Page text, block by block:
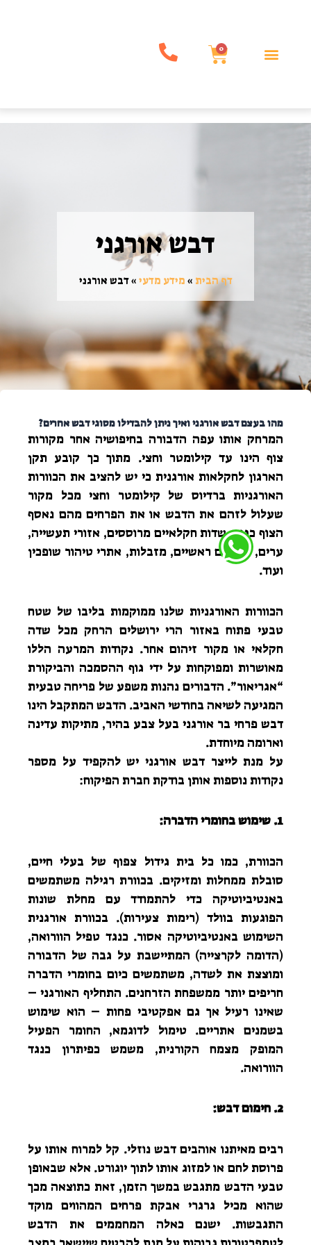
0
דבש אורגני
דף הבית » מידע מדעי »דבש אורגני
מהו בעצם דבש אורגני ואיך ניתן להבדילו מסוגי דבש אחרים?
המרחק אותו עפה הדבורה בחיפושיה אחר מקורות
צוף הינו עד קילומטר וחצי. מתוך כך קובע תקן
הארגון לחקלאות אורגנית כי יש להציב את הכוורות
האורגניות ברדיוס של קילומטר וחצי מכל מקור
שעלול לזהם את הדבש או את הפרחים מהם נאסף
הצוף כגון- שדות חקלאיים מרוססים, אזורי תעשייה,
ערים, כבישים ראשיים, מזבלות, אתרי טיהור שופכין
ועוד.
הכוורות האורגניות שלנו ממוקמות בליבו של שטח
טבעי פתוח באזור הרי ירושלים הרחק מכל שדה
חקלאי או מקור זיהום אחר. נקודות המרעה הללו
מאושרות ומפוקחות על ידי גוף ההסמכה והביקורת
“אגריאור”. הדבורים נהנות משפע של פריחה טבעית
המגיעה לשיאה בחודשי האביב. הדבש המתקבל הינו
דבש פרחי בר אורגני בעל צבע בהיר, מתיקות עדינה
וארומה מיוחדת.
על מנת לייצר דבש אורגני יש להקפיד על מספר
נקודות נוספות אותן בודקת חברת הפיקוח:
1. שימוש בחומרי הדברה:
הכוורת, כמו כל בית גידול צפוף של בעלי חיים,
סובלת ממחלות ומזיקים. בכוורת רגילה משתמשים
באנטיביוטיקה כדי להתמודד עם מחלת שונות
הפוגעות בוולד (רימות צעירות). בכוורת אורגנית
השימוש באנטיביוטיקה אסור. כנגד טפיל הוורואה,
(הדומה לקרצייה) המתיישבת על גבה של הדבורה
ומוצצת את לשדה, משתמשים כיום בחומרי הדברה
חריפים יותר ממשפחת הזרחנים. התחליף האורגני –
שאינו רעיל אך גם אפקטיבי פחות – הוא שימוש
בשמנים אתריים. טימול לדוגמא, החומר הפעיל
המופק מצמח הקורנית, משמש כפיתרון כנגד
הוורואה.
2. חימום דבש:
רבים מאיתנו אוהבים דבש נוזלי. קל למרוח אותו על
פרוסת לחם או למזוג אותו לתוך יוגורט. אלא שבאופן
טבעי הדבש מתגבש במשך הזמן, זאת כתוצאה מכך
שהוא מכיל גרגרי אבקת פרחים המהווים מוקד
התגבשות. ישנם כאלה המחממים את הדבש